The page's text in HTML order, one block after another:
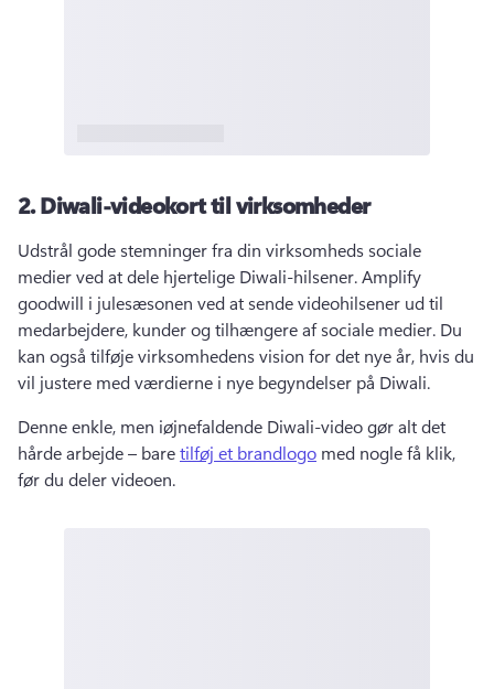
2.Diwali-videokort til virksomheder
Udstrål gode stemninger fra din virksomheds sociale
medier ved at dele hjertelige Diwali-hilsener. Amplify
goodwill i julesæsonen ved at sende videohilsener ud til
medarbejdere, kunder og tilhængere af sociale medier. Du
kan også tilføje virksomhedens vision for det nye år, hvis du
vil justere med værdierne i nye begyndelser på Diwali.
Denne enkle, men iøjnefaldende Diwali-video gør alt det
hårde arbejde – bare tilføj et brandlogo med nogle få klik,
før du deler videoen.